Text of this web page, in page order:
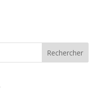
Rechercher